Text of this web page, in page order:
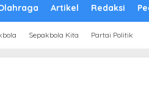
Artikel Redaksi
Sepakbola Kita Partai Politik